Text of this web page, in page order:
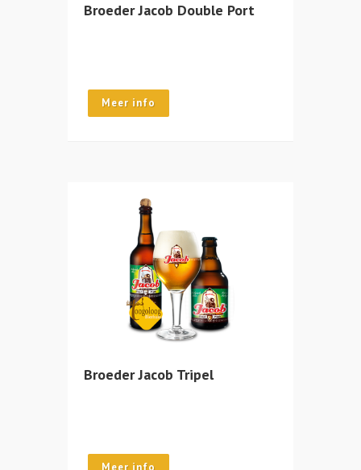
Broeder Jacob Double Port
Meer info
Broeder Jacob Tripel
Meer info